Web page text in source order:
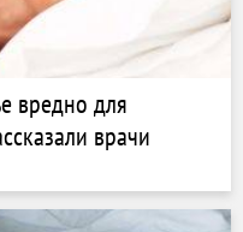
вредно для
врачи